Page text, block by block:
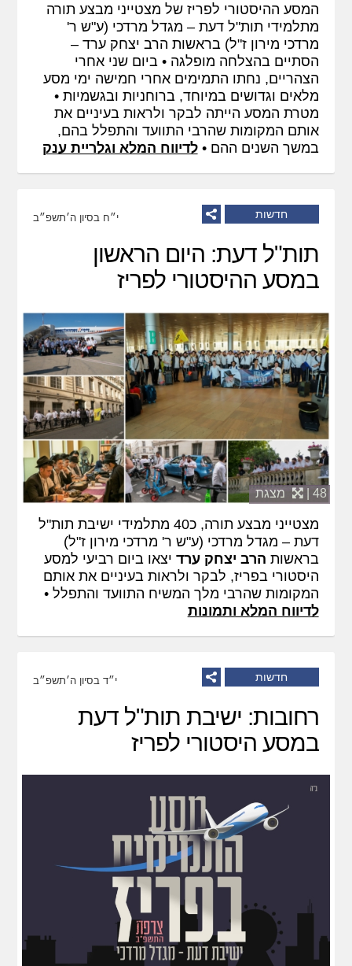
המסע ההיסטורי לפריז של מצטייני מבצע תורה
מתלמידי תות"ל דעת – מגדל מרדכי (ע"ש ר'
מרדכי מירון ז"ל) בראשות הרב יצחק ערד –
הסתיים בהצלחה מופלגה • ביום שני אחרי
הצהריים, נחתו התמימים אחרי חמישה ימי מסע
מלאים וגדושים במיוחד, ברוחניות ובגשמיות •
מטרת המסע הייתה לבקר ולראות בעיניים את
אותם המקומות שהרבי התוועד והתפלל בהם,
במשך השנים ההם •לדיווח המלא וגלריית ענק
חדשות י״ח בסיון ה׳תשפ״ב
תות"ל דעת: היום הראשון
במסע ההיסטורי לפריז
48 | מצגת
מצטייני מבצע תורה, כ40 מתלמידי ישיבת תות"ל
דעת – מגדל מרדכי (ע"ש ר' מרדכי מירון ז"ל)
בראשות הרב יצחק ערד יצאו ביום רביעי למסע
היסטורי בפריז, לבקר ולראות בעיניים את אותם
המקומות שהרבי מלך המשיח התוועד והתפלל •
לדיווח המלא ותמונות
חדשות י״ד בסיון ה׳תשפ״ב
רחובות: ישיבת תות"ל דעת
במסע היסטורי לפריז